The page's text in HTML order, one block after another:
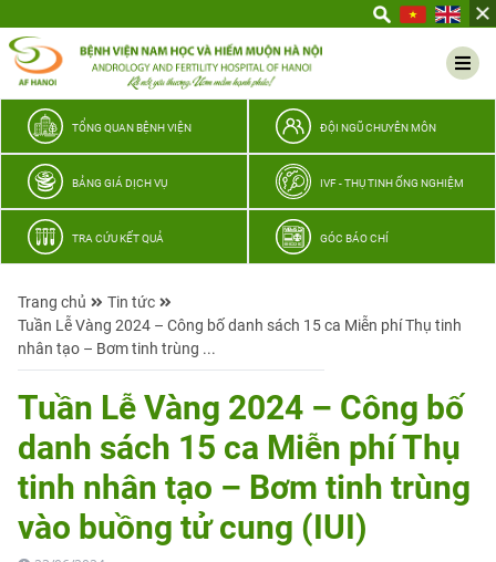
thương
TỔNG QUAN BỆNH VIỆN ĐỘI NGŨ CHUYÊN MÔN
BẢNG GIÁ DỊCH VỤ IVF - THỤ TINH ỐNG NGHIỆM
TRA CỨU KẾT QUẢ GÓC BÁO CHÍ
Trang chủ
Tin tức
Tuần Lễ Vàng 2024 – Công bố danh sách 15 ca Miễn phí Thụ tinh
nhân tạo – Bơm tinh trùng ...
Tuần Lễ Vàng 2024 – Công bố
danh sách 15 ca Miễn phí Thụ
tinh nhân tạo – Bơm tinh trùng
vào buồng tử cung (IUI)